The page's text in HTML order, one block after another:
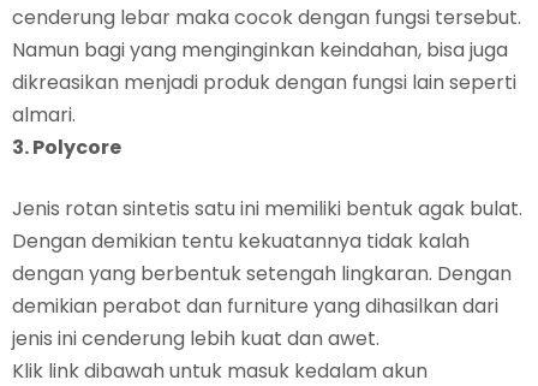
cenderung lebar maka cocok dengan fungsi tersebut.
Namun bagi yang menginginkan keindahan, bisa juga
dikreasikan menjadi produk dengan fungsi lain seperti
almari.
3. Polycore
Jenis rotan sintetis satu ini memiliki bentuk agak bulat.
Dengan demikian tentu kekuatannya tidak kalah
dengan yang berbentuk setengah lingkaran. Dengan
demikian perabot dan furniture yang dihasilkan dari
jenis ini cenderung lebih kuat dan awet.
Klik link dibawah untuk masuk kedalam akun